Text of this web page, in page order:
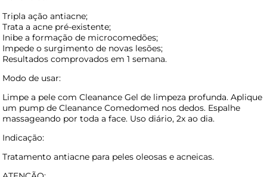
Tripla ação antiacne;
Trata a acne pré-existente;
Inibe a formação de microcomedões;
Impede o surgimento de novas lesões;
Resultados comprovados em 1 semana.
Modo de usar:
Limpe a pele com Cleanance Gel de limpeza profunda. Aplique
um pump de Cleanance Comedomed nos dedos. Espalhe
massageando por toda a face. Uso diário, 2x ao dia.
Indicação:
Tratamento antiacne para peles oleosas e acneicas.